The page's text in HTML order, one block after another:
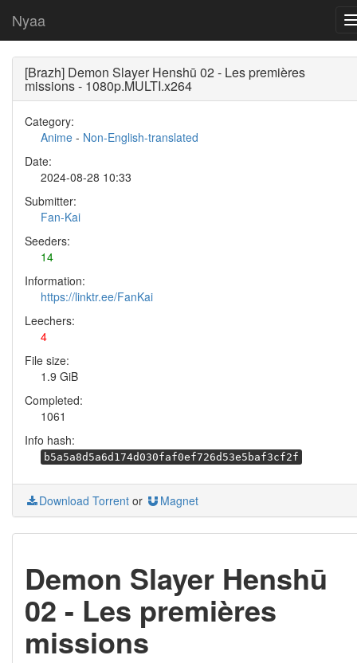
Nyaa
[Brazh] Demon Slayer Henshū 02 - Les premières
missions - 1080p.MULTI.x264
Category:
Anime - Non-English-translated
Date:
2024-08-28 10:33
Submitter:
Fan-Kai
Seeders:
14
Information:
https://linktr.ee/FanKai
Leechers:
4
File size:
1.9 GiB
Completed:
1061
Info hash:
b5a5a8d5a6d174d030faf0ef726d53e5baf3cf2f
Download Torrent or Magnet
Demon Slayer Henshū
02 - Les premières
missions